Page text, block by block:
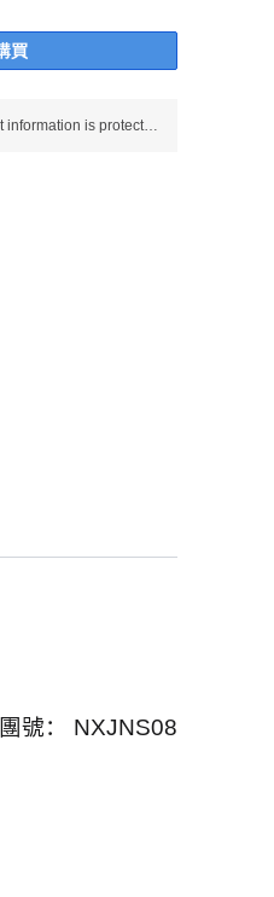
買
Use SSL protocol to ensure payment security. When paying online, your payment information is protected.
團號： NXJNS08